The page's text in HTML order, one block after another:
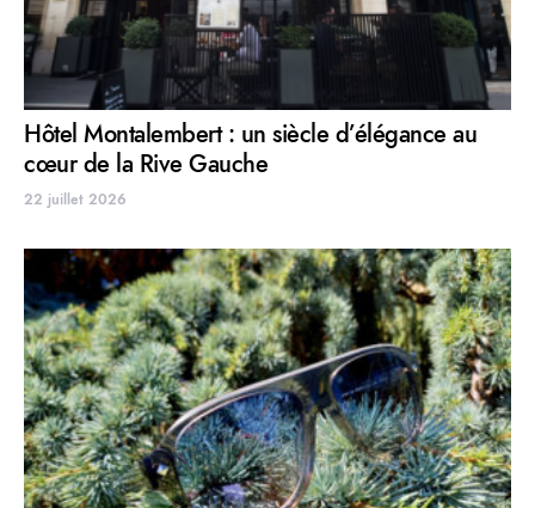
Hôtel Montalembert : un siècle d’élégance au
cœur de la Rive Gauche
22 juillet 2026